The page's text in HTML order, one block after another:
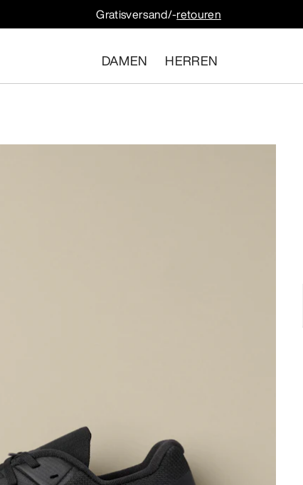
Gratisversand/-retouren
DAMEN HERREN